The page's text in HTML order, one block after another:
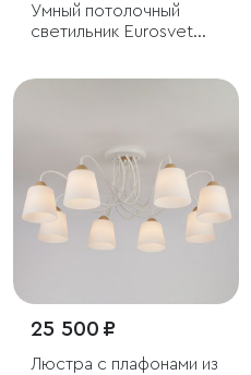
Умный потолочный
светильник Eurosvet
25 500 ₽
Люстра с плафонами из